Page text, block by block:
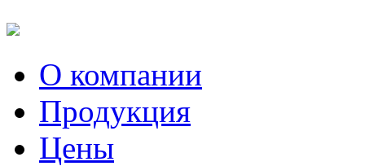
О компании
Продукция
Цены